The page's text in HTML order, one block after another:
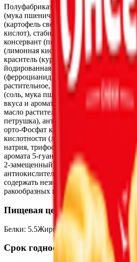
Полуфабрикат для чипсов и снеков
(мука пшеничная, крахмал
(картофель свежий, эмульгатор
кислот), стабилизатор
консервант (пиросульфит натрия),
(лимонная кислота), антиокислитель
краситель (куркумин), соль поваренная
йодированная (соль, йодат калия,
(ферроцианид калия)), масло
растительное, комплексная пищевая
(соль, мука пшеничная, ароматизаторы,
вкуса и аромата (глутамат натрия 1-
масло растительное, травы (порошок
петрушка), антикомкователи
орто-Фосфат кальция 3-замещенный),
кислотности (лимонная кислота,
натрия, трифосфат натрия 5-
аромата 5-гуанилат натрия 2-
2-замещенный), антиокислитель
антиокислитель (экстракт
содержать незначительное количество
ракообразных продуктов, сои, горчицы.
Пищевая ценность на 100г
Белки: 5.5Жиры Углеводы 45.5
Срок годности